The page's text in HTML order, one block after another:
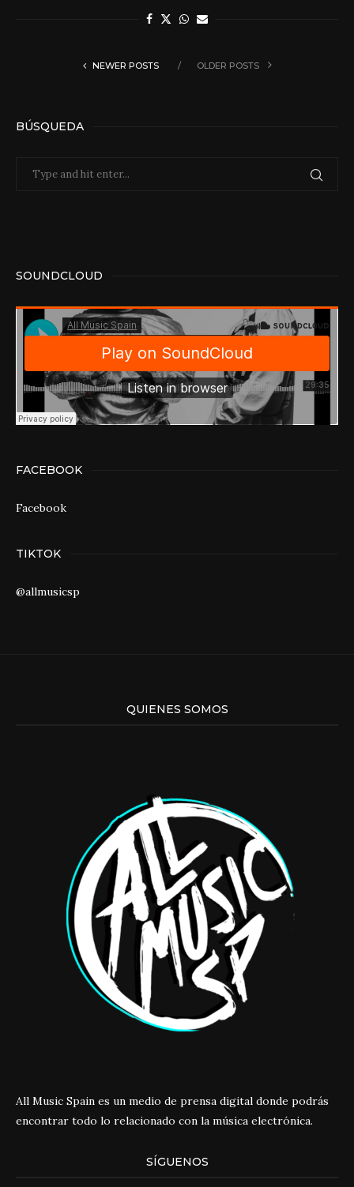
NEWER POSTS OLDER POSTS
BÚSQUEDA
SOUNDCLOUD
FACEBOOK
Facebook
TIKTOK
@allmusicsp
QUIENES SOMOS
All Music Spain es un medio de prensa digital donde podrás
encontrar todo lo relacionado con la música electrónica.
SÍGUENOS